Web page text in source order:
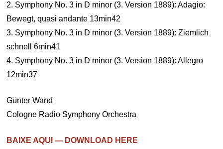
2. Symphony No. 3 in D minor (3. Version 1889): Adagio:
Bewegt, quasi andante 13min42
3. Symphony No. 3 in D minor (3. Version 1889): Ziemlich
schnell 6min41
4. Symphony No. 3 in D minor (3. Version 1889): Allegro
12min37
Günter Wand
Cologne Radio Symphony Orchestra
BAIXE AQUI — DOWNLOAD HERE